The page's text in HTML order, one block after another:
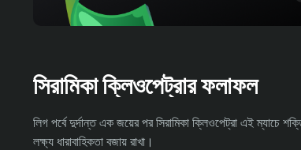
সিরামিকা ক্লিওপেট্রার ফলাফল
লিগ পর্বে দুর্দান্ত এক জয়ের পর সিরামিকা ক্লিওপেট্রা এই ম্যাচে
লক্ষ্য ধারাবাহিকতা বজায় রাখা।